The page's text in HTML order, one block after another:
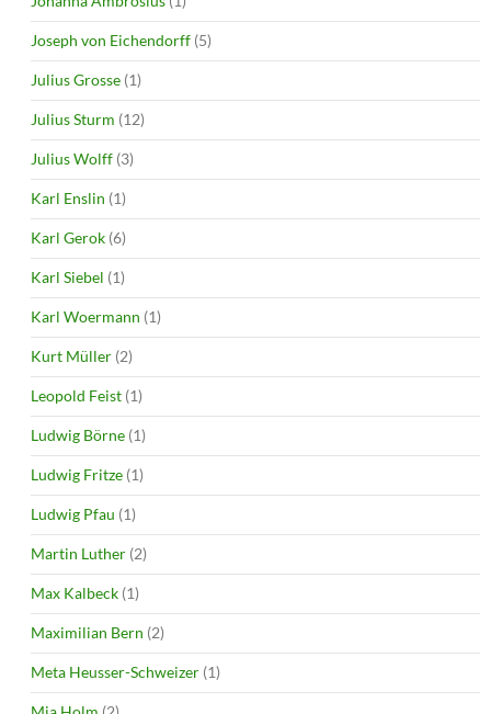
Joseph von Eichendorff (5)
Julius Grosse (1)
Julius Sturm (12)
Julius Wolff (3)
Karl Enslin (1)
Karl Gerok (6)
Karl Siebel (1)
Karl Woermann (1)
Kurt Müller (2)
Leopold Feist (1)
Ludwig Börne (1)
Ludwig Fritze (1)
Ludwig Pfau (1)
Martin Luther (2)
Max Kalbeck (1)
Maximilian Bern (2)
Meta Heusser-Schweizer (1)